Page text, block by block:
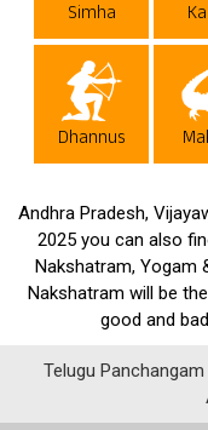
Simha
Dhannus
Andhra Pradesh,
2025 you can also
Nakshatram, Yogam
Nakshatram will be
good and
Telugu